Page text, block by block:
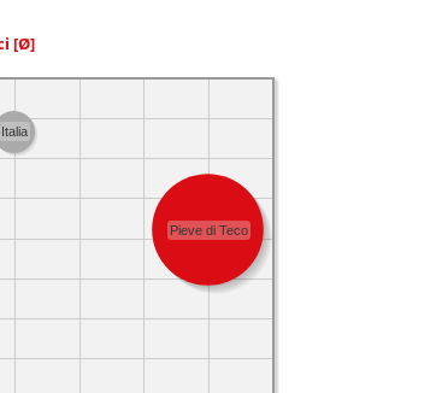
[Ø]
Pieve di Teco
Italia